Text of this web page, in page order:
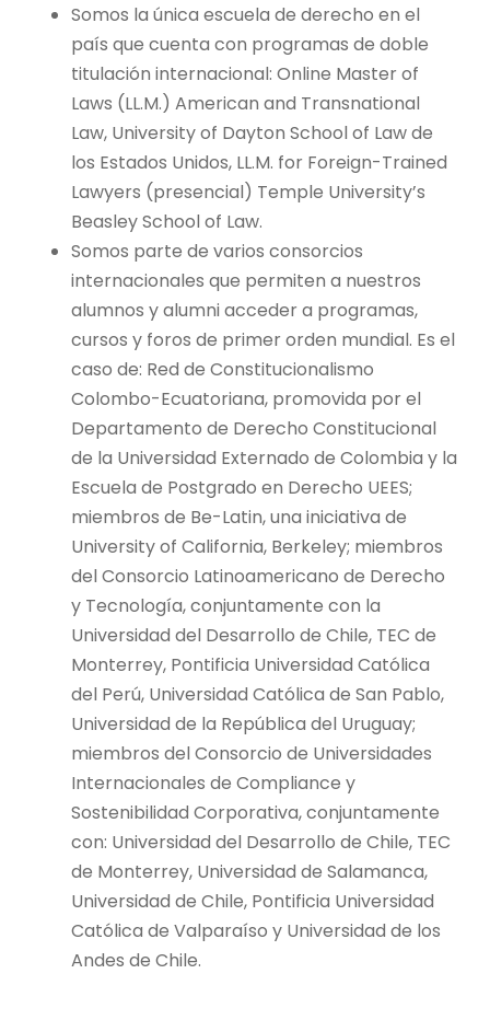
Somos la única escuela de derecho en el
país que cuenta con programas de doble
titulación internacional: Online Master of
Laws (LL.M.) American and Transnational
Law, University of Dayton School of Law de
los Estados Unidos, LL.M. for Foreign-Trained
Lawyers (presencial) Temple University’s
Beasley School of Law.
Somos parte de varios consorcios
internacionales que permiten a nuestros
alumnos y alumni acceder a programas,
cursos y foros de primer orden mundial. Es el
caso de: Red de Constitucionalismo
Colombo-Ecuatoriana, promovida por el
Departamento de Derecho Constitucional
de la Universidad Externado de Colombia y la
Escuela de Postgrado en Derecho UEES;
miembros de Be-Latin, una iniciativa de
University of California, Berkeley; miembros
del Consorcio Latinoamericano de Derecho
y Tecnología, conjuntamente con la
Universidad del Desarrollo de Chile, TEC de
Monterrey, Pontificia Universidad Católica
del Perú, Universidad Católica de San Pablo,
Universidad de la República del Uruguay;
miembros del Consorcio de Universidades
Internacionales de Compliance y
Sostenibilidad Corporativa, conjuntamente
con: Universidad del Desarrollo de Chile, TEC
de Monterrey, Universidad de Salamanca,
Universidad de Chile, Pontificia Universidad
Católica de Valparaíso y Universidad de los
Andes de Chile.